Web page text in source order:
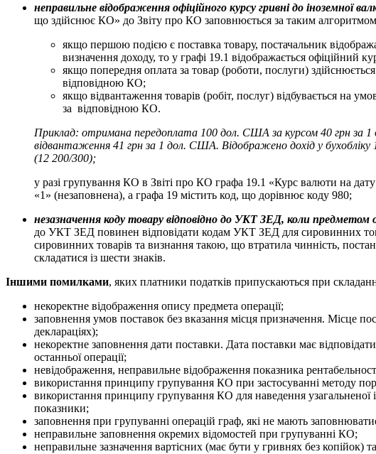
неправильне відображення офіційного курсу гривні до іноземної
що здійснює КО» до Звіту про КО заповнюється за таким
якщо першою подією є поставка товару, постачальник
визначення доходу, то у графі 19.1 відображається офіційний
якщо попередня оплата за товар (роботи, послуги)
відповідною КО;
якщо відвантаження товарів (робіт, послуг) відбувається на
за відповідною КО.
Приклад: отримана передоплата 100 дол. США за курсом 40 грн за
відвантаження 41 грн за 1 дол. США. Відображено дохід у
(12 200/300);
у разі групування КО в Звіті про КО графа 19.1 «Курс валюти на
«1» (незаповнена), а графа 19 містить код, що дорівнює коду 980;
незазначення коду товару відповідно до УКТ ЗЕД, коли предметом
до УКТ ЗЕД повинен відповідати кодам УКТ ЗЕД для сировинних
сировинних товарів та визнання такою, що втратила чинність,
складатися із шести знаків.
Іншими помилками, яких платники податків припускаються при
некоректне відображення опису предмета операції;
заповнення умов поставок без вказання місця призначення. Місце
деклараціях);
некоректне заповнення дати поставки. Дата поставки має
останньої операції;
невідображення, неправильне відображення показника
використання принципу групування КО при застосуванні методу
використання принципу групування КО для наведення узагальненої
показники;
заповнення при групуванні операцій граф, які не мають
неправильне заповнення окремих відомостей при групуванні КО;
неправильне зазначення вартісних (має бути у гривнях без копійок)